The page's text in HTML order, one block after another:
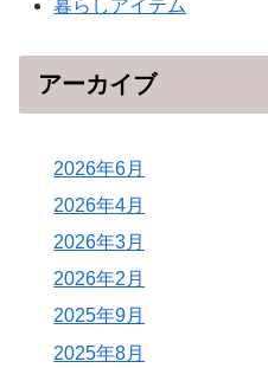
暮らしアイテム
アーカイブ
2026年6月
2026年4月
2026年3月
2026年2月
2025年9月
2025年8月